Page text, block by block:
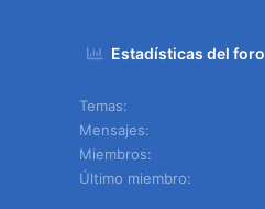
Estadísticas del foro
Temas
Mensajes
Miembros
Último miembro